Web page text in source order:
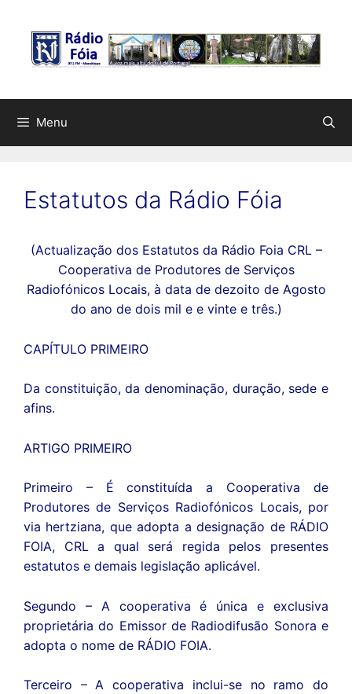
conteúdo
Menu
Estatutos da Rádio Fóia
(Actualização dos Estatutos da Rádio Foia CRL –
Cooperativa de Produtores de Serviços
Radiofónicos Locais, à data de dezoito de Agosto
do ano de dois mil e e vinte e três.)
CAPÍTULO PRIMEIRO
Da constituição, da denominação, duração, sede e
afins.
ARTIGO PRIMEIRO
Primeiro – É constituída a Cooperativa de
Produtores de Serviços Radiofónicos Locais, por
via hertziana, que adopta a designação de RÁDIO
FOIA, CRL a qual será regida pelos presentes
estatutos e demais legislação aplicável.
Segundo – A cooperativa é única e exclusiva
proprietária do Emissor de Radiodifusão Sonora e
adopta o nome de RÁDIO FOIA.
Terceiro – A cooperativa inclui-se no ramo do